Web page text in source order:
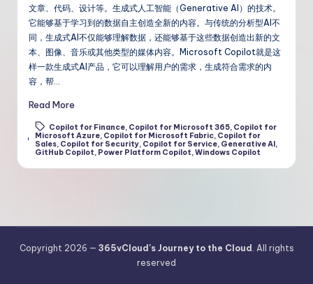
文章、代码、设计等。生成式人工智能（Generative AI）的技术。
它能够基于学习到的数据自主创造全新的内容。与传统的分析型AI不
同，生成式AI不仅能够理解数据，还能够基于这些数据创造出新的文
本、图像、音乐或其他类型的媒体内容。Microsoft Copilot就是这
样一款生成式AI产品，它可以理解用户的需求，生成符合需求的内
容，帮…
Read More
Tags:
Copilot for Finance Copilot for Microsoft 365 Copilot for
Microsoft Azure Copilot for Microsoft Fabric Copilot for
Sales Copilot for Security Copilot for Service Generative AI
GitHub Copilot Power Platform Copilot ,Windows Copilot
Copyright 2026 — 365vCloud's Journey to the Cloud . All rights
reserved